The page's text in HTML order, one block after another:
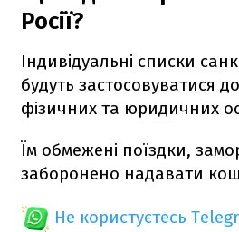
Росії?
Індивідуальні списки
будуть застосовуватися
фізичних та юридичних
Їм обмежені поїздки,
заборонено надавати
Не користуєтесь